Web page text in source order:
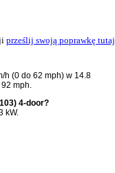
prześlij swoją poprawkę tutaj
h (0 do 62 mph) w 14.8
mph.
4-door?
kW.